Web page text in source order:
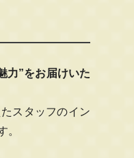
力”をお届けいた
スタッフのイン
。